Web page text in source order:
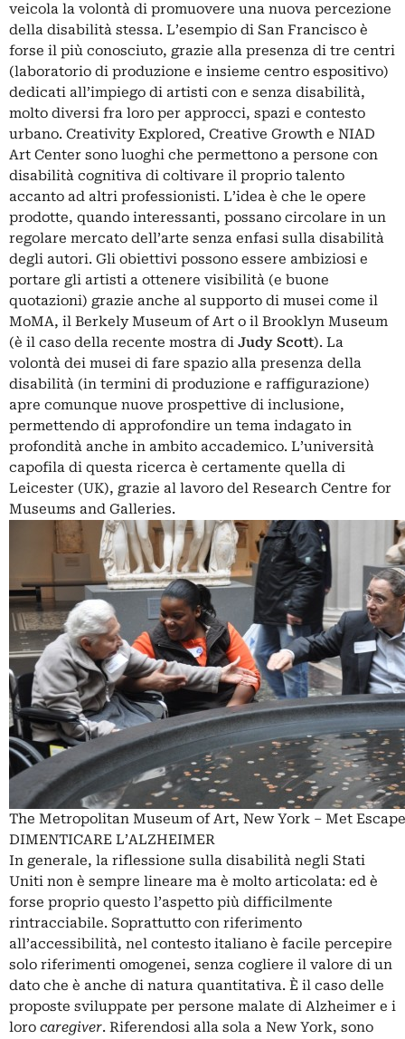
veicola la volontà di promuovere una nuova percezione
della disabilità stessa. L’esempio di San Francisco è
forse il più conosciuto, grazie alla presenza di tre centri
(laboratorio di produzione e insieme centro espositivo)
dedicati all’impiego di artisti con e senza disabilità,
molto diversi fra loro per approcci, spazi e contesto
urbano. Creativity Explored, Creative Growth e NIAD
Art Center sono luoghi che permettono a persone con
disabilità cognitiva di coltivare il proprio talento
accanto ad altri professionisti. L’idea è che le opere
prodotte, quando interessanti, possano circolare in un
regolare mercato dell’arte senza enfasi sulla disabilità
degli autori. Gli obiettivi possono essere ambiziosi e
portare gli artisti a ottenere visibilità (e buone
quotazioni) grazie anche al supporto di musei come il
MoMA, il Berkely Museum of Art o il Brooklyn Museum
(è il caso della recente mostra di Judy Scott). La
volontà dei musei di fare spazio alla presenza della
disabilità (in termini di produzione e raffigurazione)
apre comunque nuove prospettive di inclusione,
permettendo di approfondire un tema indagato in
profondità anche in ambito accademico. L’università
capofila di questa ricerca è certamente quella di
Leicester (UK), grazie al lavoro del Research Centre for
Museums and Galleries.
The Metropolitan Museum of Art, New York – Met Escape
DIMENTICARE L’ALZHEIMER
In generale, la riflessione sulla disabilità negli Stati
Uniti non è sempre lineare ma è molto articolata: ed è
forse proprio questo l’aspetto più difficilmente
rintracciabile. Soprattutto con riferimento
all’accessibilità, nel contesto italiano è facile percepire
solo riferimenti omogenei, senza cogliere il valore di un
dato che è anche di natura quantitativa. È il caso delle
proposte sviluppate per persone malate di Alzheimer e i
loro caregiver. Riferendosi alla sola a New York, sono